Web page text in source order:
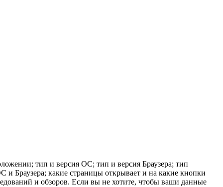
тип и версия ОС; тип и версия Браузера; тип
и Браузера; какие страницы открывает и на какие кнопки
и обзоров. Если вы не хотите, чтобы ваши данные